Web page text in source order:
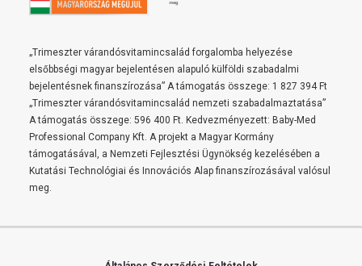
„Trimeszter várandósvitamincsalád forgalomba helyezése
elsőbbségi magyar bejelentésen alapuló külföldi szabadalmi
bejelentésnek finanszírozása” A támogatás összege: 1 827 394 Ft
„Trimeszter várandósvitamincsalád nemzeti szabadalmaztatása”
A támogatás összege: 596 400 Ft. Kedvezményezett: Baby-Med
Professional Company Kft. A projekt a Magyar Kormány
támogatásával, a Nemzeti Fejlesztési Ügynökség kezelésében a
Kutatási Technológiai és Innovációs Alap finanszírozásával valósul
meg.